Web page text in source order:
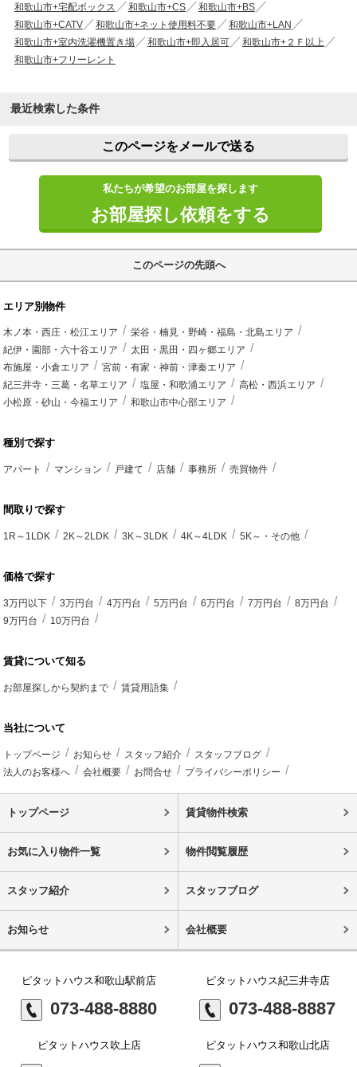
和歌山市+宅配ボックス
和歌山市+CS
和歌山市+BS
和歌山市+CATV
和歌山市+ネット使用料不要
和歌山市+LAN
和歌山市+室内洗濯機置き場
和歌山市+即入居可
和歌山市+２Ｆ以上
和歌山市+フリーレント
最近検索した条件
このページをメールで送る
私たちが希望のお部屋を探します
お部屋探し依頼をする
このページの先頭へ
エリア別物件
木ノ本・西庄・松江エリア
栄谷・楠見・野崎・福島・北島エリア
紀伊・園部・六十谷エリア
太田・黒田・四ヶ郷エリア
布施屋・小倉エリア
宮前・有家・神前・津秦エリア
紀三井寺・三葛・名草エリア
塩屋・和歌浦エリア
高松・西浜エリア
小松原・砂山・今福エリア
和歌山市中心部エリア
種別で探す
アパート マンション 戸建て 店舗 事務所 売買物件
間取りで探す
1R～1LDK 2K～2LDK 3K～3LDK 4K～4LDK 5K～・その他
価格で探す
3万円以下 3万円台 4万円台 5万円台 6万円台 7万円台
8万円台
9万円台
10万円台
賃貸について知る
お部屋探しから契約まで 賃貸用語集
当社について
トップページ お知らせ スタッフ紹介
スタッフブログ
法人のお客様へ
会社概要 お問合せ プライバシーポリシー
トップページ 賃貸物件検索
お気に入り物件一覧 物件閲覧履歴
スタッフ紹介 スタッフブログ
お知らせ 会社概要
ピタットハウス和歌山駅前店
073-488-8880
ピタットハウス紀三井寺店
073-488-8887
ピタットハウス吹上店 ピタットハウス和歌山北店